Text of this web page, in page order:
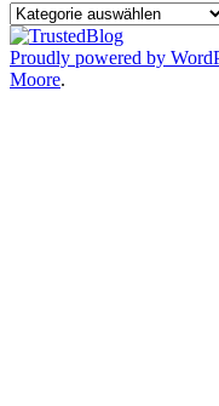
Kategorien
Proudly powered by
Moore.